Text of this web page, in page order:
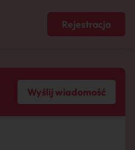
Rejestracja
Wyślij wiadomość